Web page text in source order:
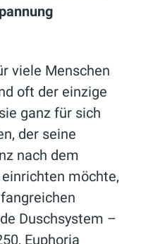
viele Menschen
oft der einzige
ganz für sich
der seine
nach dem
möchte,
Duschsystem –
Euphoria